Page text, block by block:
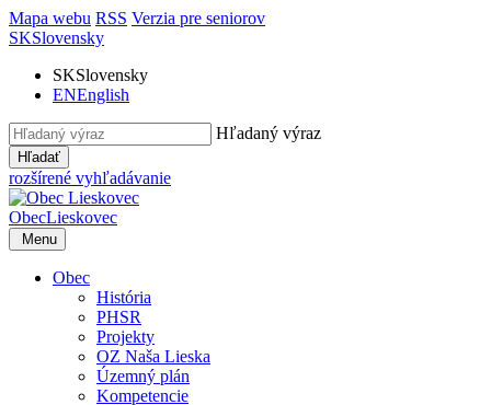
Mapa webu RSS Verzia pre seniorov
SKSlovensky
SKSlovensky
ENEnglish
Hľadaný výraz
Hľadať
rozšírené vyhľadávanie
ObecLieskovec
Menu
Obec
História
PHSR
Projekty
OZ Naša Lieska
Územný plán
Kompetencie